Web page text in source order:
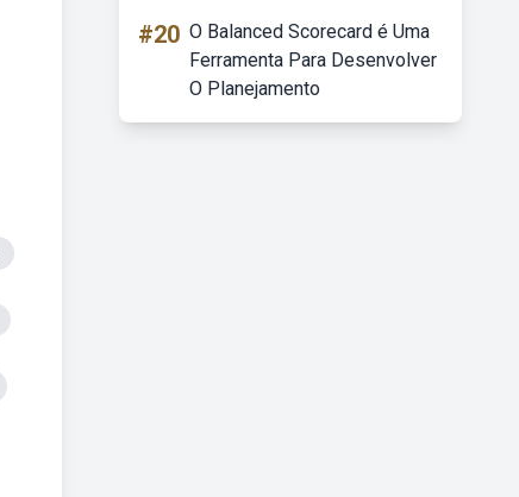
#20 O Balanced Scorecard é Uma
Ferramenta Para Desenvolver
O Planejamento